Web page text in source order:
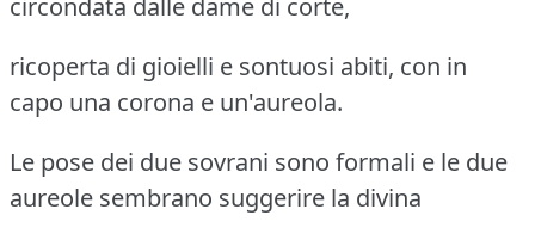
circondata dalle dame di corte,
ricoperta di gioielli e sontuosi abiti, con in
capo una corona e un'aureola.
Le pose dei due sovrani sono formali e le due
aureole sembrano suggerire la divina